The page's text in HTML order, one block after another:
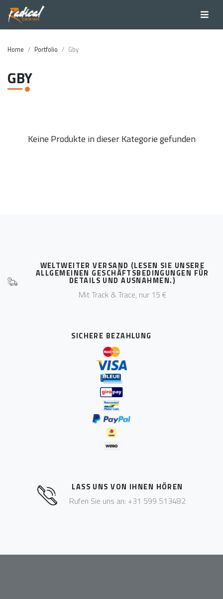
Home Portfolio Gby
GBY
Keine Produkte in dieser Kategorie gefunden
WELTWEITER VERSAND (LESEN SIE UNSERE
ALLGEMEINEN GESCHÄFTSBEDINGUNGEN FÜR
DETAILS UND AUSNAHMEN.)
Mit Track & Trace, nur 15 €
SICHERE BEZAHLUNG
LASS UNS VON IHNEN HÖREN
Rufen Sie uns an: +31 599 513482